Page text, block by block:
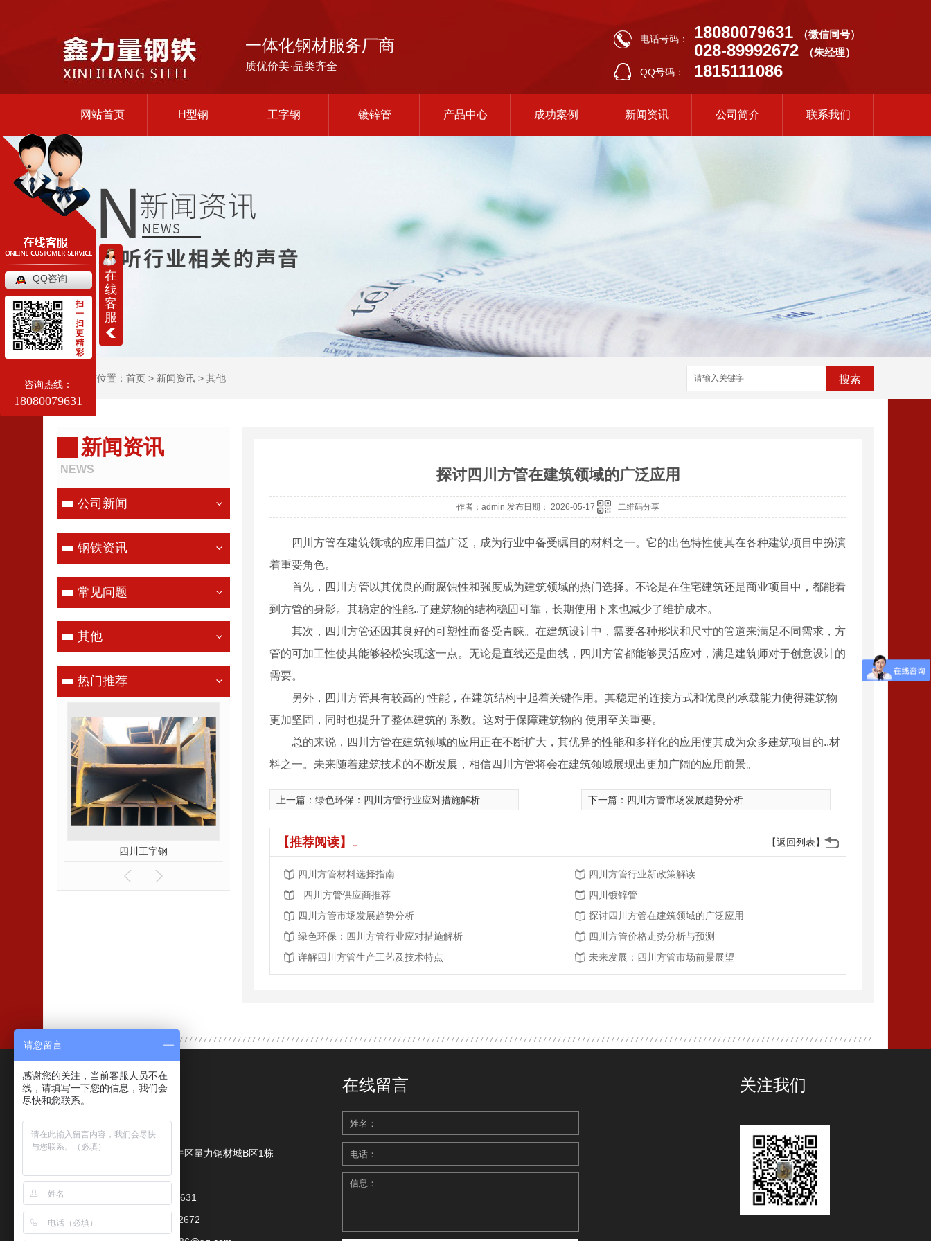
一体化钢材服务厂商
质优价美·品类齐全
电话号码： 18080079631 （微信同号）
028-89992672 （朱经理）
QQ号码： 1815111086
网站首页 H型钢 工字钢 镀锌管 产品中心 成功案例 新闻资讯 公司简介 联系我们
当前位置： 首页 > 新闻资讯 > 其他 搜索
新闻资讯
NEWS
公司新闻
钢铁资讯
常见问题
其他
热门推荐
四川工字钢 四川镀锌管
探讨四川方管在建筑领域的广泛应用
作者：admin 发布日期： 2026-05-17 二维码分享
四川方管在建筑领域的应用日益广泛，成为行业中备受瞩目的材料之一。它的出色特性使其在各种建筑项目中扮演
着重要角色。
首先，四川方管以其优良的耐腐蚀性和强度成为建筑领域的热门选择。不论是在住宅建筑还是商业项目中，都能看
到方管的身影。其稳定的性能..了建筑物的结构稳固可靠，长期使用下来也减少了维护成本。
其次，四川方管还因其良好的可塑性而备受青睐。在建筑设计中，需要各种形状和尺寸的管道来满足不同需求，方
管的可加工性使其能够轻松实现这一点。无论是直线还是曲线，四川方管都能够灵活应对，满足建筑师对于创意设计的
需要。
另外，四川方管具有较高的 性能，在建筑结构中起着关键作用。其稳定的连接方式和优良的承载能力使得建筑物
更加坚固，同时也提升了整体建筑的 系数。这对于保障建筑物的 使用至关重要。
总的来说，四川方管在建筑领域的应用正在不断扩大，其优异的性能和多样化的应用使其成为众多建筑项目的..材
料之一。未来随着建筑技术的不断发展，相信四川方管将会在建筑领域展现出更加广阔的应用前景。
上一篇： 绿色环保：四川方管行业应对措施解析 下一篇： 四川方管市场发展趋势分析
【返回列表】
【推荐阅读】↓
四川方管材料选择指南
四川方管行业新政策解读
..四川方管供应商推荐
四川镀锌管
四川方管市场发展趋势分析
探讨四川方管在建筑领域的广泛应用
绿色环保：四川方管行业应对措施解析
四川方管价格走势分析与预测
详解四川方管生产工艺及技术特点
未来发展：四川方管市场前景展望
联系我们
成都鑫力量商贸有限公司
公司地址：
成都市金牛区量力钢材城B区1栋
联系人：
朱经理
18080079631
座机：
028-89992672
在线留言 关注我们
在
线
客
服
QQ咨询
扫
一
扫
更
精
彩
咨询热线：
18080079631
请您留言
感谢您的关注，当前客服人员不在
线，请填写一下您的信息，我们会
尽快和您联系。